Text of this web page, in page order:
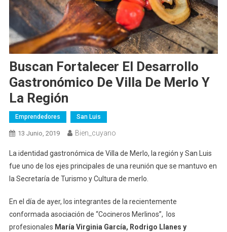
Buscan Fortalecer El Desarrollo
Gastronómico De Villa De Merlo Y
La Región
Emprendedores San Luis
13 Junio, 2019 Bien_cuyano
La identidad gastronómica de Villa de Merlo, la región y San Luis
fue uno de los ejes principales de una reunión que se mantuvo en
la Secretaría de Turismo y Cultura de merlo.
En el día de ayer, los integrantes de la recientemente
conformada asociación de “Cocineros Merlinos”, los
profesionales María Virginia García, Rodrigo Llanes y